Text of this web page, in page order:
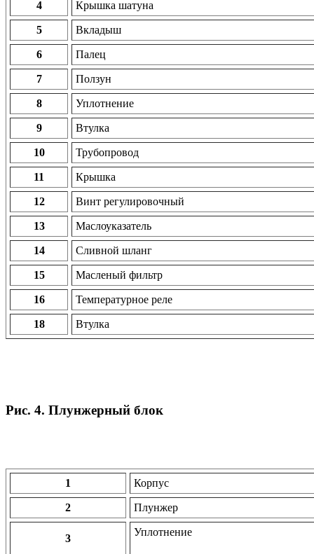
4 Крышка шатуна
5 Вкладыш
6 Палец
7 Ползун
8 Уплотнение
9 Втулка
10 Трубопровод
11 Крышка
12 Винт регулировочный
13 Маслоуказатель
14 Сливной шланг
15 Масленый фильтр
16 Температурное реле
18 Втулка
Рис. 4. Плунжерный блок
1 Корпус
2 Плунжер
3
Уплотнение